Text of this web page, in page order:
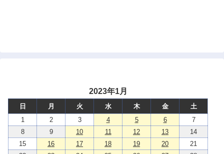
2023年1月
日 月 火 水 木 金
土
1
2 3 4 5 6
7
8
9 10 11 12 13
14
15
16 17 18 19 20
21